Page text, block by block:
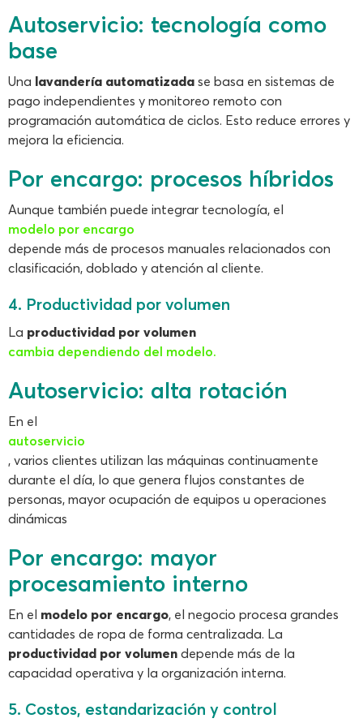
Autoservicio: tecnología como
base
Una lavandería automatizada se basa en sistemas de
pago independientes y monitoreo remoto con
programación automática de ciclos. Esto reduce errores y
mejora la eficiencia.
Por encargo: procesos híbridos
Aunque también puede integrar tecnología, el
modelo por encargo
depende más de procesos manuales relacionados con
clasificación, doblado y atención al cliente.
4. Productividad por volumen
La productividad por volumen
cambia dependiendo del modelo.
Autoservicio: alta rotación
En el
autoservicio
, varios clientes utilizan las máquinas continuamente
durante el día, lo que genera flujos constantes de
personas, mayor ocupación de equipos u operaciones
dinámicas
Por encargo: mayor
procesamiento interno
En el modelo por encargo, el negocio procesa grandes
cantidades de ropa de forma centralizada. La
productividad por volumen depende más de la
capacidad operativa y la organización interna.
5. Costos, estandarización y control